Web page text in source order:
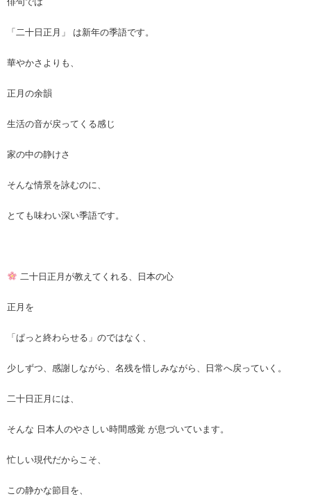
「二十日正月」 は新年の季語です。
華やかさよりも、
正月の余韻
生活の音が戻ってくる感じ
家の中の静けさ
そんな情景を詠むのに、
とても味わい深い季語です。
二十日正月が教えてくれる、日本の心
正月を
「ぱっと終わらせる」のではなく、
少しずつ、感謝しながら、名残を惜しみながら、日常へ戻っていく。
二十日正月には、
そんな 日本人のやさしい時間感覚 が息づいています。
忙しい現代だからこそ、
この静かな節目を、